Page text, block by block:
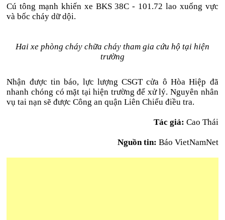
Cú tông mạnh khiến xe BKS 38C - 101.72 lao xuống vực
và bốc cháy dữ dội.
Hai xe phòng cháy chữa cháy tham gia cứu hộ tại hiện
trường
Nhận được tin báo, lực lượng CSGT cửa ô Hòa Hiệp đã
nhanh chóng có mặt tại hiện trường để xử lý. Nguyên nhân
vụ tai nạn sẽ được Công an quận Liên Chiểu điều tra.
Tác giả: Cao Thái
Nguồn tin: Báo VietNamNet